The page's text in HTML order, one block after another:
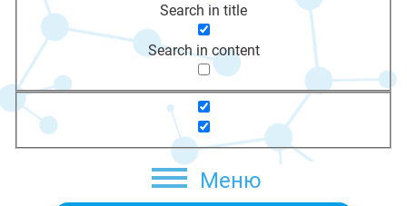
Search in title
Search in content
Меню